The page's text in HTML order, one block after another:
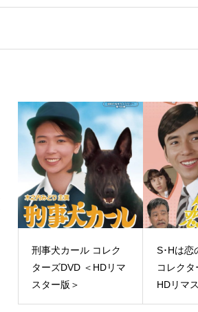
刑事犬カール コレク
ターズDVD ＜HDリマ
スター版＞
S･Hは恋
コレクタ
HDリマ